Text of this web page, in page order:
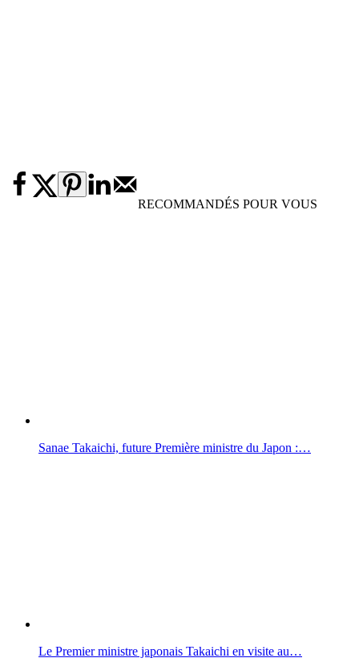
RECOMMANDÉS POUR VOUS
Sanae Takaichi, future Première ministre du Japon :…
Le Premier ministre japonais Takaichi en visite au…